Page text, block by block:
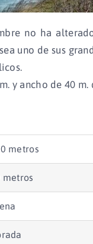
no ha
uno de sus
y ancho de 40
metros
metros